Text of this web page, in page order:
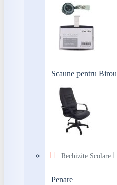
Scaune pentru Birou
Rechizite Scolare
Penare